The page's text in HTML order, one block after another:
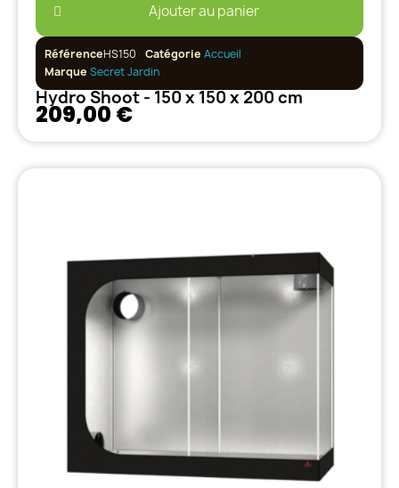
Ajouter au panier
RéférenceHS150 Catégorie Accueil
Marque Secret Jardin
Hydro Shoot - 150 x 150 x 200 cm
209,00 €